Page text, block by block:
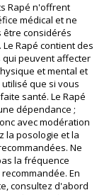
Rapé n'offrent
médical et ne
être considérés
Le Rapé contient des
qui peuvent affecter
et mental et
que si vous
santé. Le Rapé
dépendance ;
avec modération
la posologie et la
Ne
la fréquence
En
consultez d'abord